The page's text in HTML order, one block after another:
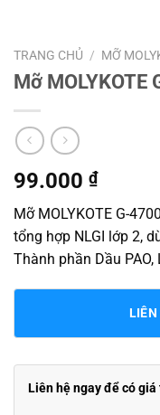
TRANG CHỦ / MỠ
Mỡ MOLYKOTE
99.000 ₫
Mỡ MOLYKOTE G-
tổng hợp NLGI lớp 2,
Thành phần Dầu
LIÊN
Liên hệ ngay để có